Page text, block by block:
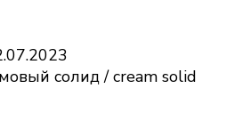
солид / cream solid